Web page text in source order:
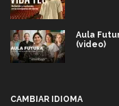
Aula
(video)
CAMBIAR IDIOMA